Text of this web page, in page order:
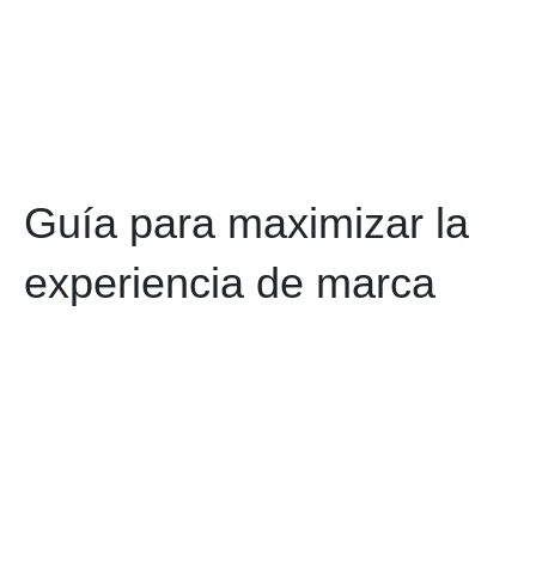
Guía para maximizar la
experiencia de marca